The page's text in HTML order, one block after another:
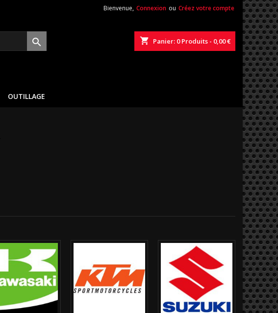
Bienvenue, Connexion ou Créez votre compte
shopping_cart Panier: 0Produits - 0,00 €

OUTILLAGE